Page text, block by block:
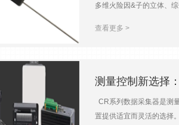
等。
据采集器CR6 创新的“U”
所有类型的传感器，无
集器包含带背光的
多维火险因&子的立体、
让用户可以查询特定日期
阳辐射等气象因&子，可
器：CS516
查看更多 >
测量控制新选择
CR系列数据采集器是测
置提供适宜而灵活的选择